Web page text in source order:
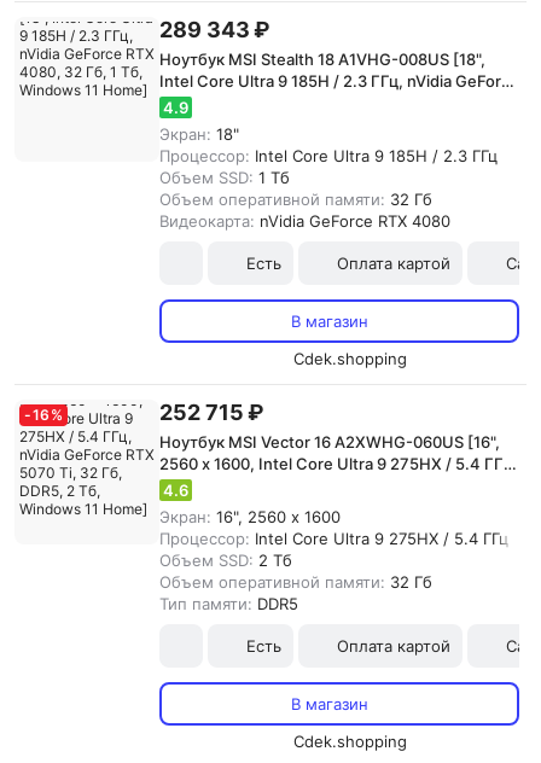
289 343 ₽
Ноутбук MSI Stealth 18 A1VHG-008US [18",
Intel Core Ultra 9 185H / 2.3 ГГц, nVidia GeForce
RTX 4080, 32 Гб, 1 Тб, Windows 11 Home]
4.9
Экран: 18"
Процессор: Intel Core Ultra 9 185H / 2.3 ГГц
Объем SSD: 1 Тб
Объем оперативной памяти: 32 Гб
Видеокарта: nVidia GeForce RTX 4080
Есть Оплата картой
В магазин
Cdek.shopping
-16 % 252 715 ₽
Ноутбук MSI Vector 16 A2XWHG-060US [16",
2560 x 1600, Intel Core Ultra 9 275HX / 5.4 ГГц,
nVidia GeForce RTX 5070 Ti, 32 Гб, DDR5, 2 Тб,
Windows 11 Home]
4.6
Экран: 16", 2560 x 1600
Процессор: Intel Core Ultra 9 275HX / 5.4 ГГц
Объем SSD: 2 Тб
Объем оперативной памяти: 32 Гб
Тип памяти: DDR5
Есть Оплата картой
В магазин
Cdek.shopping